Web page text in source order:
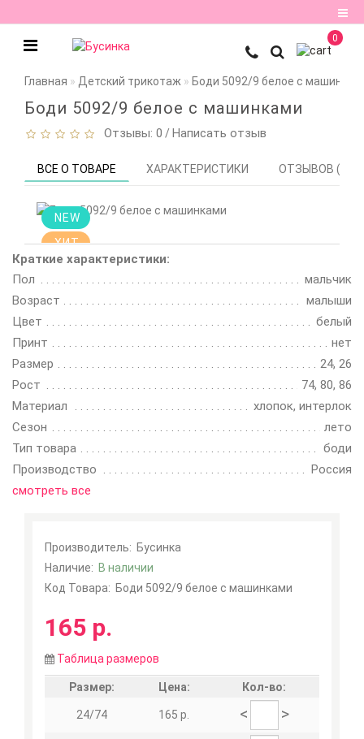
Регистрация
Авторизация
0
Главная Детский трикотаж Боди 5092/9 белое с
Боди 5092/9 белое с машинками
Отзывы: 0 /Написать отзыв
ВСЕ О ТОВАРЕ ХАРАКТЕРИСТИКИ ОТЗЫВОВ (0)
NEW
ХИТ
Краткие характеристики:
Пол
мальчик
Возраст
малыши
Цвет
белый
Принт
нет
Размер
24, 26
Рост
74, 80, 86
Материал
хлопок, интерлок
Сезон
лето
Тип товара
боди
Производство
Россия
смотреть все
Производитель: Бусинка
Наличие: В наличии
Код Товара: Боди 5092/9 белое с машинками
165 р.
Таблица размеров
Размер: Цена: Кол-во:
24/74 165 р. < >